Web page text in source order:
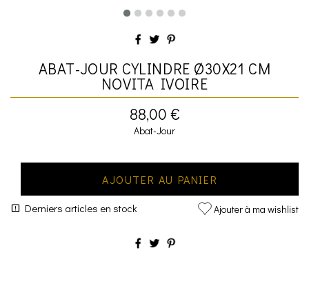
ABAT-JOUR CYLINDRE Ø30X21 CM
NOVITA IVOIRE
88,00 €
Abat-Jour
AJOUTER AU PANIER
Derniers articles en stock Ajouter à ma wishlist